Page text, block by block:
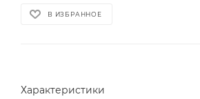
В ИЗБРАННОЕ
Характеристики